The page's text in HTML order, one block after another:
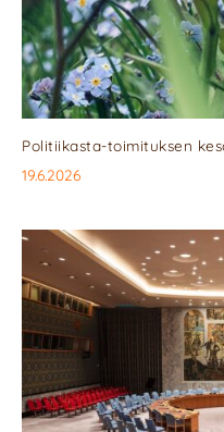
Politiikasta-toimituksen
19.6.2026